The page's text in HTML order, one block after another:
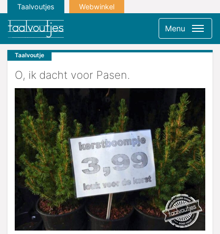
Taalvoutjes Webwinkel
Menu
Taalvoutje
O, ik dacht voor Pasen.